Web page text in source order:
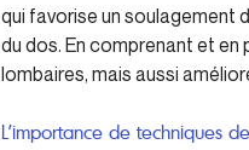
qui favorise un soulagement
du dos. En comprenant et
lombaires, mais aussi
L’importance de techniques